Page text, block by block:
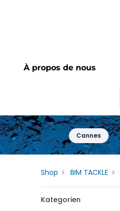
À propos de nous
Cannes
Shop BIM TACKLE
Kategorien